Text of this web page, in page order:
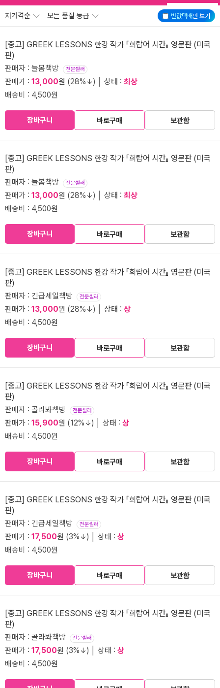
반값택배만 보기
저가격순 모든 품질 등급
[중고] GREEK LESSONS 한강 작가 『희랍어 시간』 영문판 (미국
판)
판매자 : 늘봄책방 전문셀러
판매가 : 13,000원 (28%↓) │ 상태 : 최상
배송비 : 4,500원
장바구니 바로구매 보관함
[중고] GREEK LESSONS 한강 작가 『희랍어 시간』 영문판 (미국
판)
판매자 : 늘봄책방 전문셀러
판매가 : 13,000원 (28%↓) │ 상태 : 최상
배송비 : 4,500원
장바구니 바로구매 보관함
[중고] GREEK LESSONS 한강 작가 『희랍어 시간』 영문판 (미국
판)
판매자 : 긴급세일책방 전문셀러
판매가 : 13,000원 (28%↓) │ 상태 : 상
배송비 : 4,500원
장바구니 바로구매 보관함
[중고] GREEK LESSONS 한강 작가 『희랍어 시간』 영문판 (미국
판)
판매자 : 골라봐책방 전문셀러
판매가 : 15,900원 (12%↓) │ 상태 : 상
배송비 : 4,500원
장바구니 바로구매 보관함
[중고] GREEK LESSONS 한강 작가 『희랍어 시간』 영문판 (미국
판)
판매자 : 긴급세일책방 전문셀러
판매가 : 17,500원 (3%↓) │ 상태 : 상
배송비 : 4,500원
장바구니 바로구매 보관함
[중고] GREEK LESSONS 한강 작가 『희랍어 시간』 영문판 (미국
판)
판매자 : 골라봐책방 전문셀러
판매가 : 17,500원 (3%↓) │ 상태 : 상
배송비 : 4,500원